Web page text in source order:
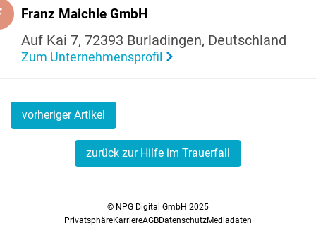
Franz Maichle GmbH
Auf Kai 7, 72393 Burla­dingen, Deutsch­land
Zum Unternehmensprofil
vorheriger Artikel
zurück zur Hilfe im Trauerfall
© NPG Digital GmbH 2025
PrivatsphäreKarriereAGBDatenschutzMediadaten